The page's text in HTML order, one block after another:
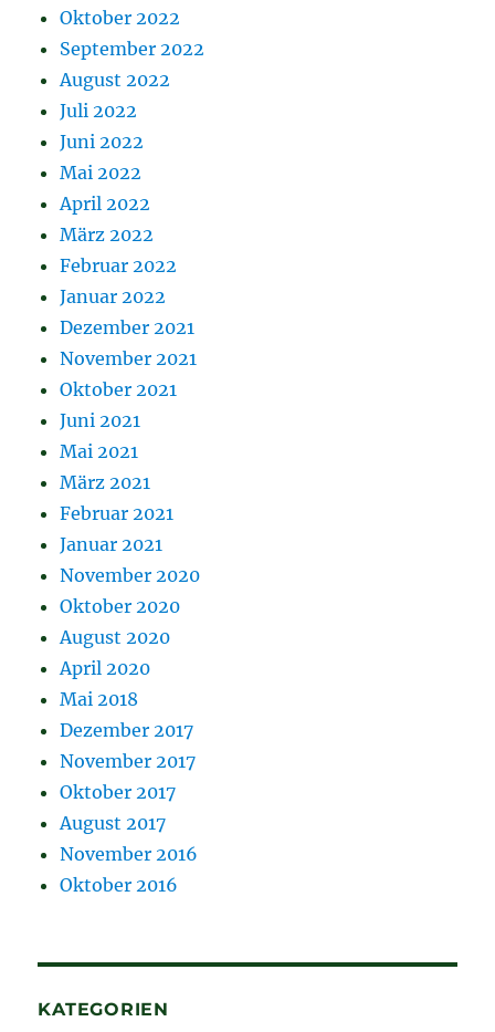
Oktober 2022
September 2022
August 2022
Juli 2022
Juni 2022
Mai 2022
April 2022
März 2022
Februar 2022
Januar 2022
Dezember 2021
November 2021
Oktober 2021
Juni 2021
Mai 2021
März 2021
Februar 2021
Januar 2021
November 2020
Oktober 2020
August 2020
April 2020
Mai 2018
Dezember 2017
November 2017
Oktober 2017
August 2017
November 2016
Oktober 2016
KATEGORIEN